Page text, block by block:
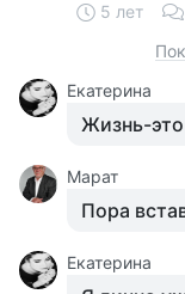
5 лет
Екатерина
Жизнь-
Марат
Пора
Екатерина